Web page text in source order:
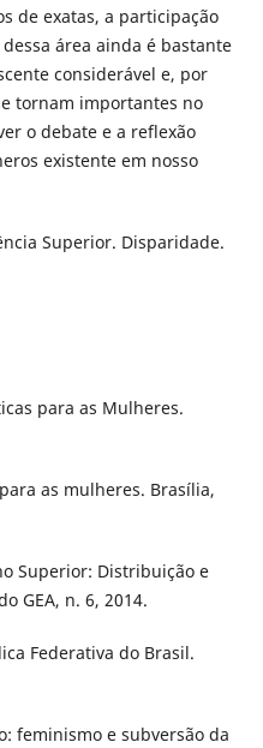
de exatas, a participação
área ainda é bastante
considerável e, por
tornam importantes no
o debate e a reflexão
existente em nosso
Superior. Disparidade.
para as Mulheres.
para as mulheres. Brasília,
Superior: Distribuição e
GEA, n. 6, 2014.
Federativa do Brasil.
feminismo e subversão da